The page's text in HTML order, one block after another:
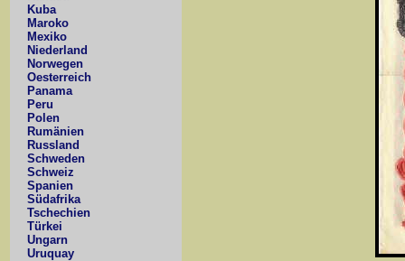
Kuba
Maroko
Mexiko
Niederland
Norwegen
Oesterreich
Panama
Peru
Polen
Rumänien
Russland
Schweden
Schweiz
Spanien
Südafrika
Tschechien
Türkei
Ungarn
Uruquay